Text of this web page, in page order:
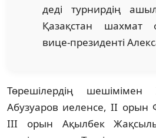
деді турнирдің
Қазақстан шахмат
вице-президенті
Төрешілердің
Абузуаров иеленсе, II орын
III орын Ақылбек